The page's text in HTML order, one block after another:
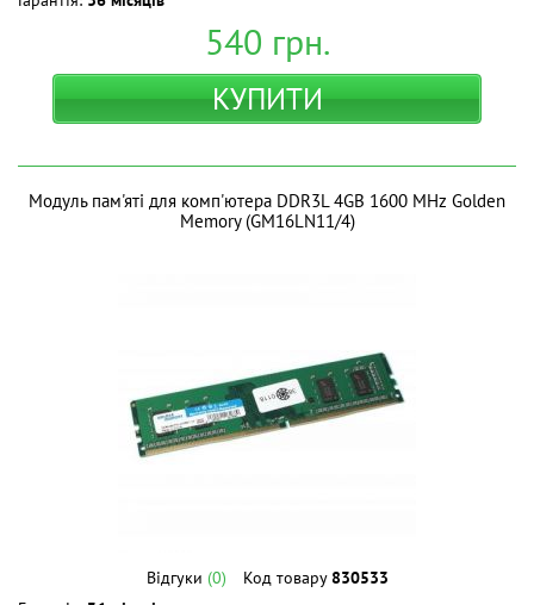
540 грн.
КУПИТИ
Модуль пам'яті для комп'ютера DDR3L 4GB 1600 MHz Golden
Memory (GM16LN11/4)
Відгуки (0) Код товару830533